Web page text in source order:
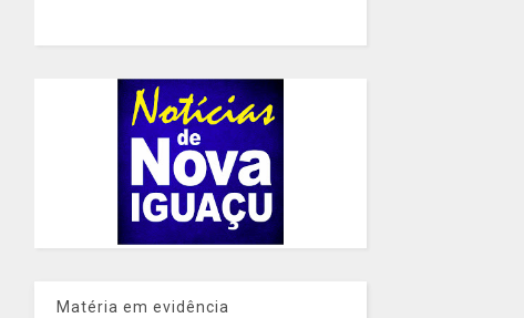
Matéria em evidência